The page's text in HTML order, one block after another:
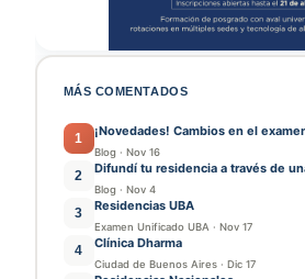
MÁS COMENTADOS
1 ¡Novedades! Cambios en el
Blog · Nov 16
2 Difundí tu residencia a través de
Blog · Nov 4
3 Residencias UBA
Examen Unificado UBA · Nov 17
4 Clínica Dharma
Ciudad de Buenos Aires · Dic 17